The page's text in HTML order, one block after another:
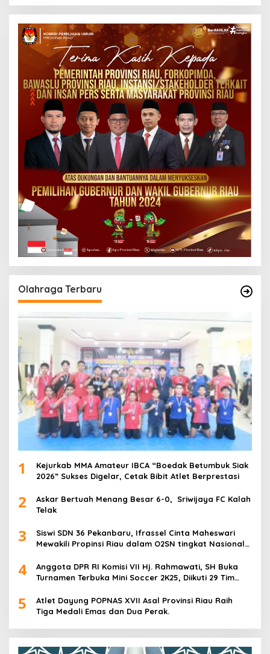
Olahraga Terbaru
1
Kejurkab MMA Amateur IBCA “Boedak Betumbuk Siak
2026” Sukses Digelar, Cetak Bibit Atlet Berprestasi
2
Askar Bertuah Menang Besar 6-0, Sriwijaya FC Kalah
Telak
3
Siswi SDN 36 Pekanbaru, Ifrassel Cinta Maheswari
Mewakili Propinsi Riau dalam O2SN tingkat Nasional
4
Anggota DPR RI Komisi VII Hj. Rahmawati, SH Buka
Turnamen Terbuka Mini Soccer 2K25, Diikuti 29 Tim
5
Atlet Dayung POPNAS XVII Asal Provinsi Riau Raih
Tiga Medali Emas dan Dua Perak.